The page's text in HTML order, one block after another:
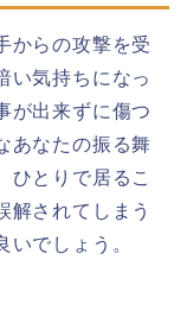
からの攻撃を受
い気持ちになっ
が出来ずに傷つ
あなたの振る舞
ひとりで居るこ
解されてしまう
でしょう。